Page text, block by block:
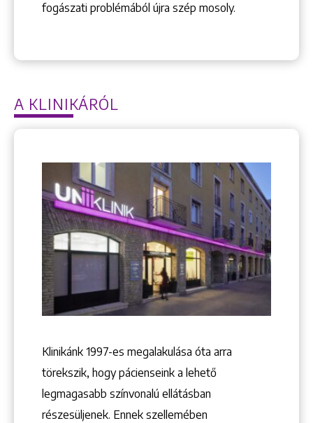
+36 1 222 9150
1148 Budapest, Örs vezér tere 2.
fogászati problémából újra szép mosoly.
A KLINIKÁRÓL
Klinikánk 1997-­es megalakulása óta arra
törekszik, hogy pácienseink a lehető
legmagasabb színvonalú ellátásban
részesüljenek. Ennek szellemében